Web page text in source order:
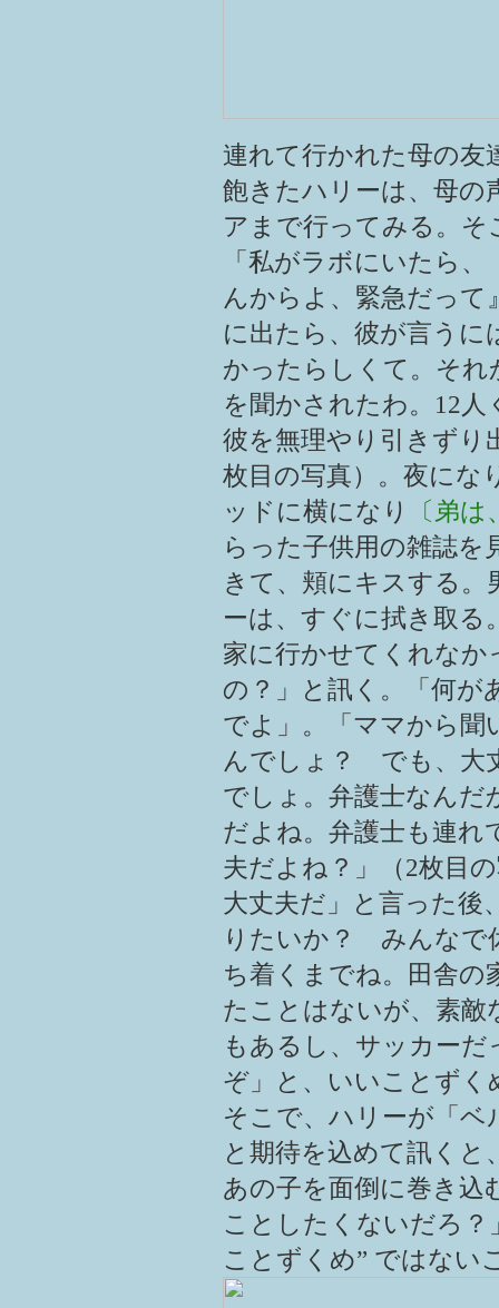
連れて行かれた母の友
飽きたハリーは、母の
アまで行ってみる。そ
「私がラボにいたら
んからよ、緊急だっ
に出たら、彼が言うに
かったらしくて。それ
を聞かされたわ。12
彼を無理やり引きずり
枚目の写真）。夜にな
ッドに横になり
〔弟
らった子供用の雑誌
きて、頬にキスする
ーは、すぐに拭き取
家に行かせてくれな
の？」と訊く。「何が
でよ」。「ママから聞
んでしょ？ でも、大
でしょ。弁護士なんだ
だよね。弁護士も連
夫だよね？」（2枚目
大丈夫だ」と言った後
りたいか？ みんなで
ち着くまでね。田舎の
たことはないが、素敵
もあるし、サッカー
ぞ」と、いいことずく
そこで、ハリーが「
と期待を込めて訊く
あの子を面倒に巻き
ことしたくないだろ？
ことずくめ” ではない